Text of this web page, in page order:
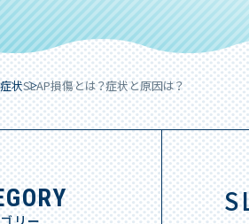
状SLAP損傷とは？症状と原因は？
リー